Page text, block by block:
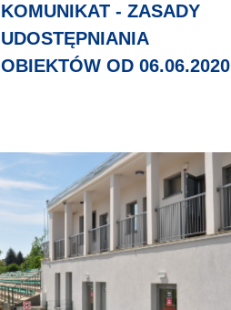
KOMUNIKAT - ZASADY
UDOSTĘPNIANIA
OBIEKTÓW OD 06.06.2020